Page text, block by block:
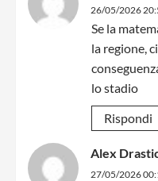
26/05/2026
Se la
la regione,
lo stadio
Rispondi
Alex
27/05/2026